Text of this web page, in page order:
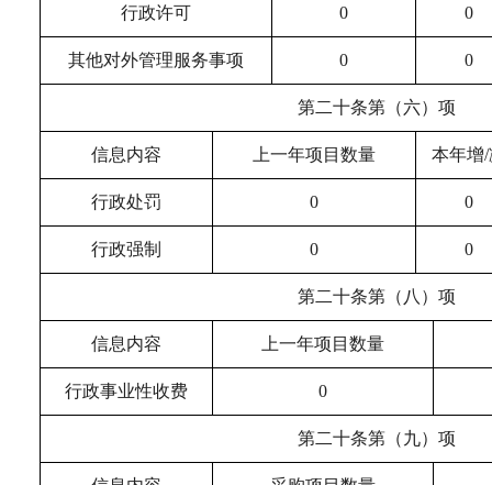
行政许可 0 0
其他对外管理服务事项 0 0
第二十条第（六）项
信息内容 上一年项目数量 本年增
行政处罚 0 0
行政强制 0 0
第二十条第（八）项
信息内容 上一年项目数量
行政事业性收费 0
第二十条第（九）项